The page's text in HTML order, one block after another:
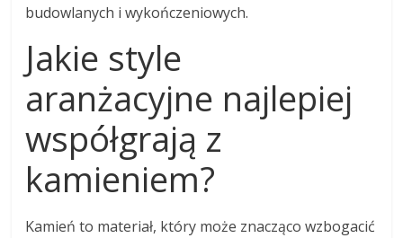
budowlanych i wykończeniowych.
Jakie style
aranżacyjne najlepiej
współgrają z
kamieniem?
Kamień to materiał, który może znacząco wzbogacić